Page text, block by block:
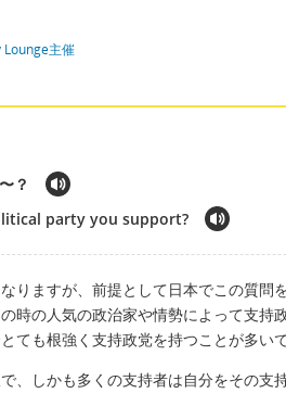
主催
？
party you support?
りますが、前提として日本でこの質問
時の人気の政治家や情勢によって支持
ても根強く支持政党を持つことが多いで
、しかも多くの支持者は自分をその支